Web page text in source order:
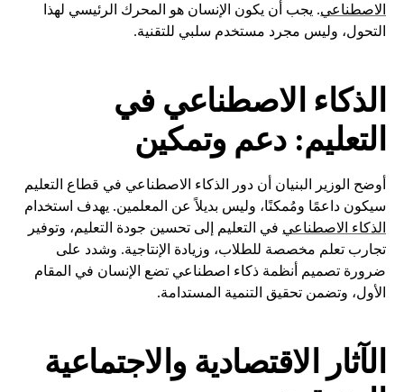
الاصطناعي. يجب أن يكون الإنسان هو المحرك الرئيسي لهذا
التحول، وليس مجرد مستخدم سلبي للتقنية.
الذكاء الاصطناعي في
التعليم: دعم وتمكين
أوضح الوزير البنيان أن دور الذكاء الاصطناعي في قطاع التعليم
سيكون داعمًا ومُمكنًا، وليس بديلاً عن المعلمين. يهدف استخدام
الذكاء الاصطناعي في التعليم إلى تحسين جودة التعليم، وتوفير
تجارب تعلم مخصصة للطلاب، وزيادة الإنتاجية. وشدد على
ضرورة تصميم أنظمة ذكاء اصطناعي تضع الإنسان في المقام
الأول، وتضمن تحقيق التنمية المستدامة.
الآثار الاقتصادية والاجتماعية